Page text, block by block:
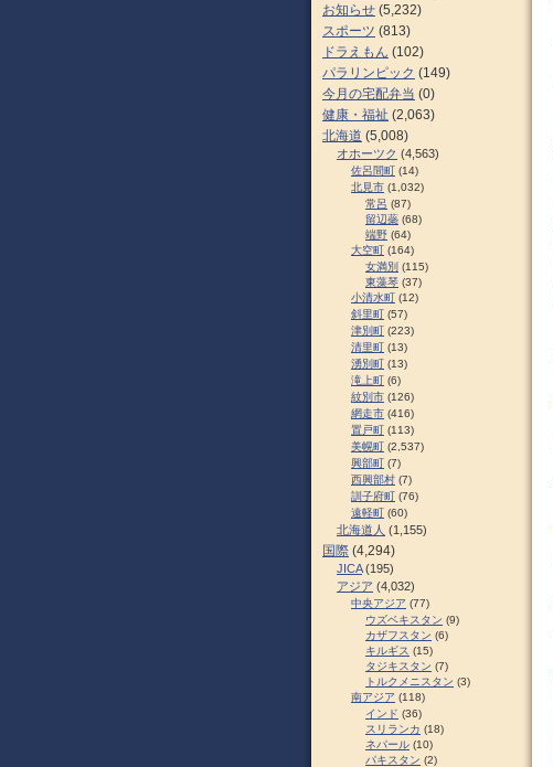
お知らせ (5,232)
スポーツ (813)
ドラえもん (102)
パラリンピック (149)
今月の宅配弁当 (0)
健康・福祉 (2,063)
北海道 (5,008)
オホーツク (4,563)
佐呂間町 (14)
北見市 (1,032)
常呂 (87)
留辺蘂 (68)
端野 (64)
大空町 (164)
女満別 (115)
東藻琴 (37)
小清水町 (12)
斜里町 (57)
津別町 (223)
清里町 (13)
湧別町 (13)
滝上町 (6)
紋別市 (126)
網走市 (416)
置戸町 (113)
美幌町 (2,537)
興部町 (7)
西興部村 (7)
訓子府町 (76)
遠軽町 (60)
北海道人 (1,155)
国際 (4,294)
JICA(195)
アジア (4,032)
中央アジア (77)
ウズベキスタン (9)
カザフスタン (6)
キルギス (15)
タジキスタン (7)
トルクメニスタン (3)
南アジア (118)
インド (36)
スリランカ (18)
ネパール (10)
パキスタン (2)